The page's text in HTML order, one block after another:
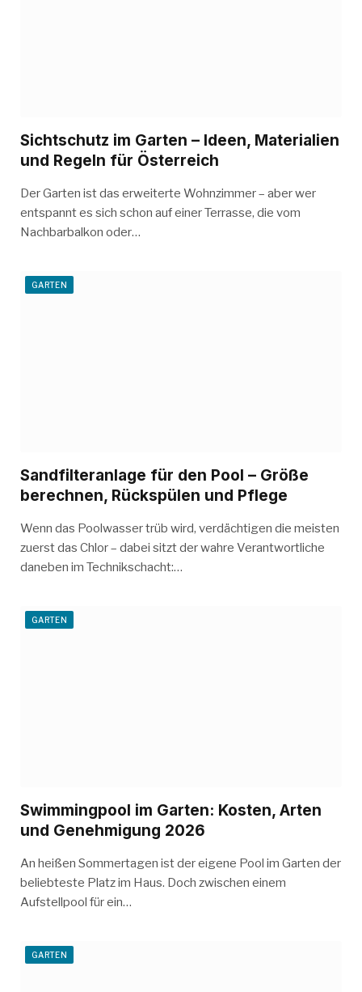
Sichtschutz im Garten – Ideen, Materialien
und Regeln für Österreich
Der Garten ist das erweiterte Wohnzimmer – aber wer
entspannt es sich schon auf einer Terrasse, die vom
Nachbarbalkon oder…
GARTEN
Sandfilteranlage für den Pool – Größe
berechnen, Rückspülen und Pflege
Wenn das Poolwasser trüb wird, verdächtigen die meisten
zuerst das Chlor – dabei sitzt der wahre Verantwortliche
daneben im Technikschacht:…
GARTEN
Swimmingpool im Garten: Kosten, Arten
und Genehmigung 2026
An heißen Sommertagen ist der eigene Pool im Garten der
beliebteste Platz im Haus. Doch zwischen einem
Aufstellpool für ein…
GARTEN